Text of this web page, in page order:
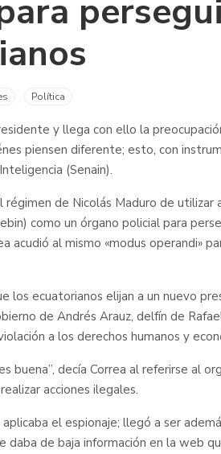
Política
y llega con ello la
piensen diferente; esto, con
(Senain).
régimen de Nicolás Maduro de utilizar
como un órgano policial para
acudió al mismo «modus operandi»
los ecuatorianos elijan a un nuevo
de Andrés Arauz, delfín de
a los derechos humanos y
buena”, decía Correa al referirse al
acciones ilegales.
el espionaje; llegó a ser
daba de baja información en la web